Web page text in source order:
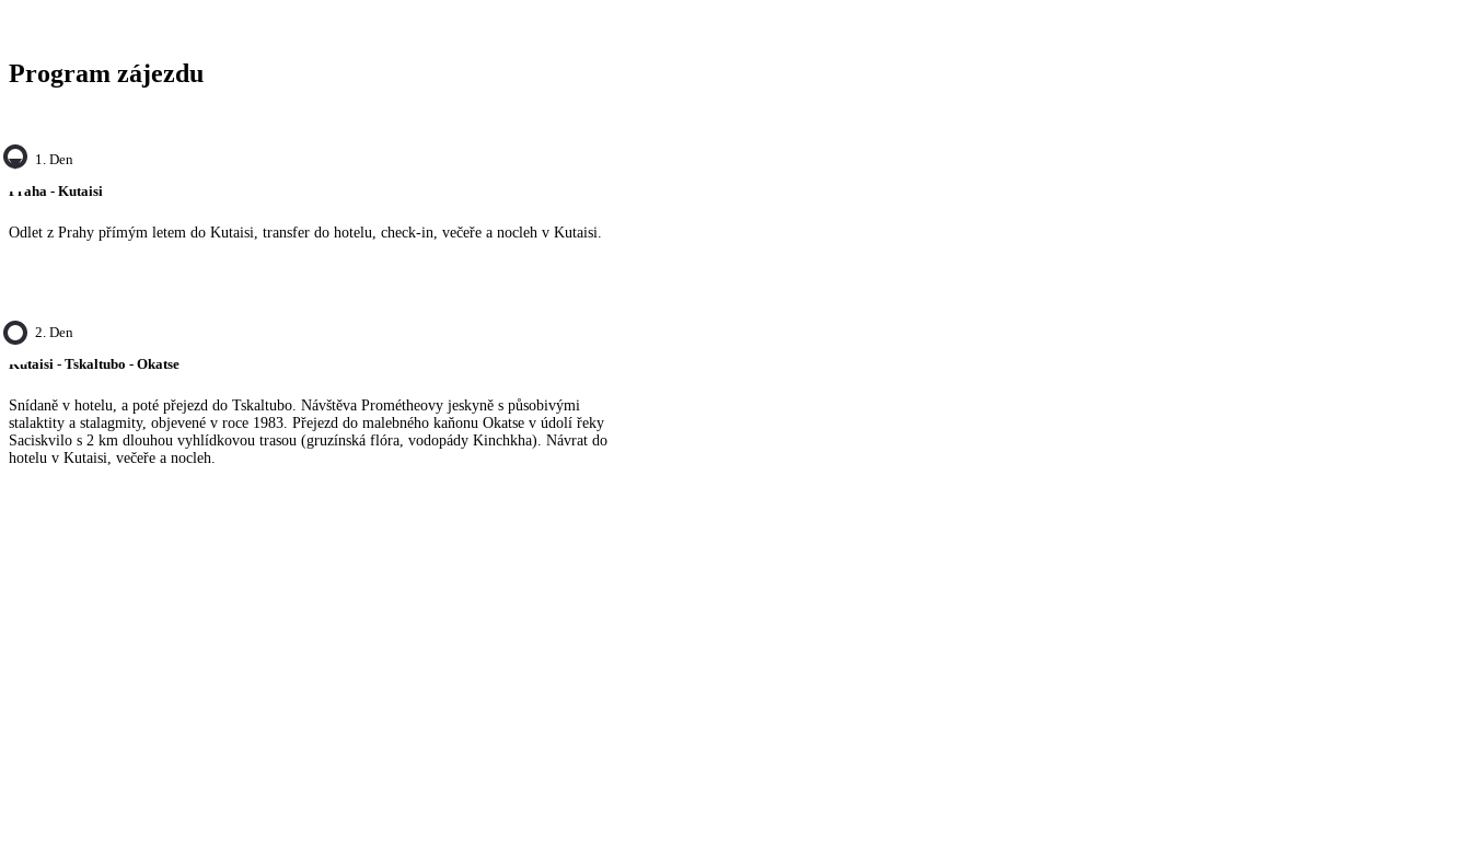
Program zájezdu
1. Den
Praha - Kutaisi
Odlet z Prahy přímým letem do Kutaisi, transfer do hotelu, check-in, večeře a nocleh v Kutaisi.
2. Den
Kutaisi - Tskaltubo - Okatse
Snídaně v hotelu, a poté přejezd do Tskaltubo. Návštěva Prométheovy jeskyně s působivými
stalaktity a stalagmity, objevené v roce 1983. Přejezd do malebného kaňonu Okatse v údolí řeky
Saciskvilo s 2 km dlouhou vyhlídkovou trasou (gruzínská flóra, vodopády Kinchkha). Návrat do
hotelu v Kutaisi, večeře a nocleh.